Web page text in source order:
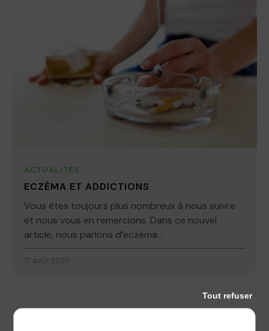
ACTUALITÉS
ECZÉMA ET ADDICTIONS
Vous êtes toujours plus nombreux à nous suivre
et nous vous en remercions. Dans ce nouvel
article, nous parlons d’eczéma...
17 août 2020
Tout refuser